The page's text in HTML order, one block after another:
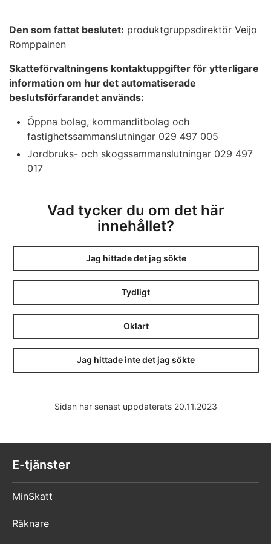
Den som fattat beslutet: produktgruppsdirektör Veijo
Romppainen
Skatteförvaltningens kontaktuppgifter för ytterligare
information om hur det automatiserade
beslutsförfarandet används:
Öppna bolag, kommanditbolag och
fastighetssammanslutningar 029 497 005
Jordbruks- och skogssammanslutningar 029 497
017
Vad tycker du om det här
innehållet?
Jag hittade det jag sökte
Tydligt
Oklart
Jag hittade inte det jag sökte
Sidan har senast uppdaterats 20.11.2023
E-tjänster
MinSkatt
Räknare